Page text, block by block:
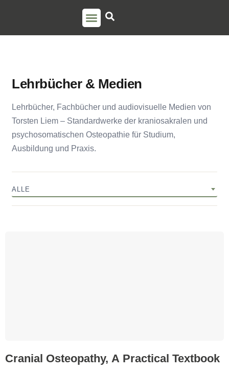
Lehrbücher & Medien
Lehrbücher, Fachbücher und audiovisuelle Medien von
Torsten Liem – Standardwerke der kraniosakralen und
psychosomatischen Osteopathie für Studium,
Ausbildung und Praxis.
Cranial Osteopathy, A Practical Textbook